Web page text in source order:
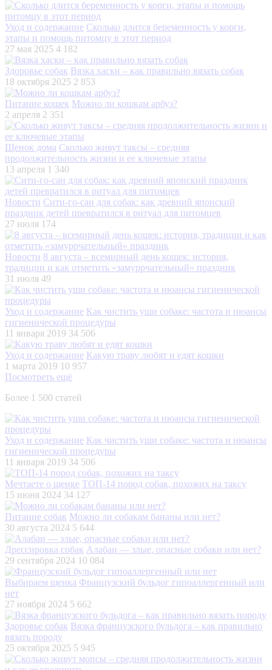
Уход и содержание Сколько длится беременность у корги,
этапы и помощь питомцу в этот период
27 мая 2025 4 182
Здоровье собак Вязка хаски – как правильно вязать собак
18 октября 2025 2 853
Питание кошек Можно ли кошкам арбуз?
2 апреля 2 351
Щенок дома Сколько живут таксы – средняя
продолжительность жизни и ее ключевые этапы
13 апреля 1 340
Новости Сити-го-сан для собак: как древний японский
праздник детей превратился в ритуал для питомцев
27 июля 174
Новости 8 августа – всемирный день кошек: история,
традиции и как отметить «замуррчательный» праздник
31 июля 49
Уход и содержание Как чистить уши собаке: частота и нюансы
гигиенической процедуры
11 января 2019 34 506
Уход и содержание Какую траву любят и едят кошки
1 марта 2019 10 957
Посмотреть ещё
Более 1 500 статей
Уход и содержание Как чистить уши собаке: частота и нюансы
гигиенической процедуры
11 января 2019 34 506
Мечтаете о щенке ТОП-14 пород собак, похожих на таксу
15 июня 2024 34 127
Питание собак Можно ли собакам бананы или нет?
30 августа 2024 5 644
Дрессировка собак Алабаи — злые, опасные собаки или нет?
29 сентября 2024 10 084
Выбираем щенка Французский бульдог гипоаллергенный или
нет
27 ноября 2024 5 662
Здоровье собак Вязка французского бульдога – как правильно
вязать породу
25 октября 2025 5 945